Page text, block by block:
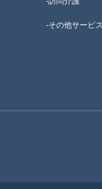
-その他サービス